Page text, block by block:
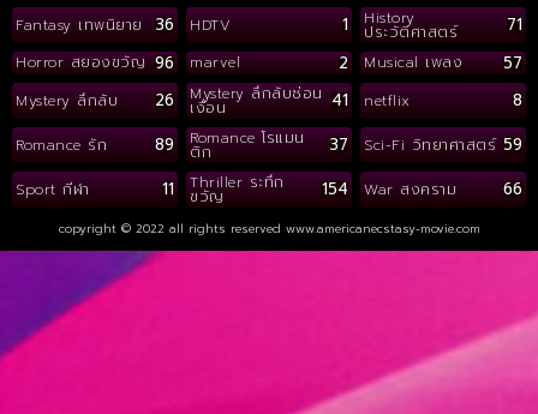
Fantasy เทพนิยาย 36 HDTV 1 History
ประวัติศาสตร์ 71
Horror สยองขวัญ 96 marvel 2 Musical เพลง 57
Mystery ลึกลับ 26 Mystery ลึกลับซ่อน
เงื่อน 41 netflix 8
Romance รัก 89 Romance โรแมน
ติก 37 Sci-Fi วิทยาศาสตร์ 59
Sport กีฬา 11 Thriller ระทึก
ขวัญ 154 War สงคราม 66
copyright © 2022 all rights reserved www.americanecstasy-movie.com